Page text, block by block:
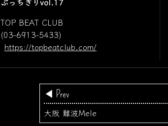
TOP BEAT CLUB
(03-6913-5433)
https://topbeatclub.com/
◀ Prev
大阪 難波Mele